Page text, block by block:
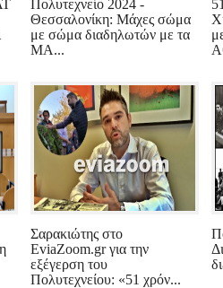
Πολυτεχνείο 2024 -
Θεσσαλονίκη: Μάχες σώμα
με σώμα διαδηλωτών με τα
ΜΑ...
Σαρακιώτης στο
EviaZoom.gr για την
εξέγερση του
Πολυτεχνείου: «51 χρόν...